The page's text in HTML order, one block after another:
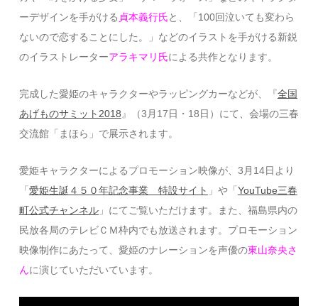
ーデザインを手がける 貞本義行氏と、「100回泣いても変わら
ないので恋することにした。」などのイラストを手がける新鋭
のイラストレーターアラキマリ氏による共作となります。
完成した愛姫のキャラクターやラッピングカーなどが、『全国
あげものサミット2018 』（3月17日・18日）にて、会場の三春
交流館「まほら」で展示されます。
愛姫キャラクターによるプロモーション映像が、3月14日より
「 愛姫生誕４５０年記念事業 特設サイト 」や「 YouTube三春
町公式チャンネル」にてご覧いただけます。また、福島県内の
民放各局のテレビＣＭ枠内でも放送されます。 プロモーション
映像制作にあたって、愛姫のナレーションを声優の東山奈央さ
んに演じていただいています。